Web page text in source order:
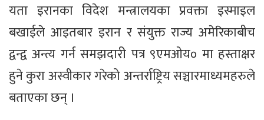
यता इरानका विदेश मन्त्रालयका प्रवक्ता इस्माइल
बखाईले आइतबार इरान र संयुक्त राज्य अमेरिकाबीच
द्वन्द्व अन्त्य गर्न समझदारी पत्र ९एमओय० मा हस्ताक्षर
हुने कुरा अस्वीकार गरेको अन्तर्राष्ट्रिय सञ्चारमाध्यमहरुले
बताएका छन् ।